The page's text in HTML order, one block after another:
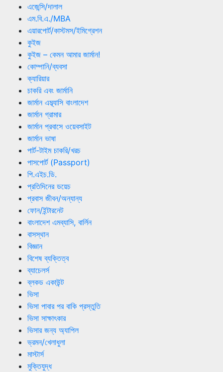
এজেন্সি/দালাল
এম.বি.এ./MBA
এয়ারপোর্ট/কাস্টমস/ইমিগ্রেশন
কুইজ
কুইজ – কেমন আমার জার্মান!
কোম্পানি/ব্যবসা
ক্যারিয়ার
চাকরি এবং জার্মানি
জার্মান এম্ব্যাসি বাংলাদেশ
জার্মান গ্রামার
জার্মান প্রবাসে ওয়েবসাইট
জার্মান ভাষা
পার্ট-টাইম চাকরি/খরচ
পাসপোর্ট (Passport)
পি.এইচ.ডি.
প্রতিদিনের ডয়েচ
প্রবাস জীবন/অন্যান্য
ফোন/ইন্টারনেট
বাংলাদেশ এমব্যাসি, বার্লিন
বাসস্থান
বিজ্ঞান
বিশেষ ব্যক্তিত্ব
ব্যাচেলর্স
ব্লকড একাউন্ট
ভিসা
ভিসা পাবার পর বাকি প্রস্তুতি
ভিসা সাক্ষাৎকার
ভিসার জন্য অ্যাপিল
ভ্রমন/খেলাধুলা
মাস্টার্স
মুক্তিযুদ্ধ